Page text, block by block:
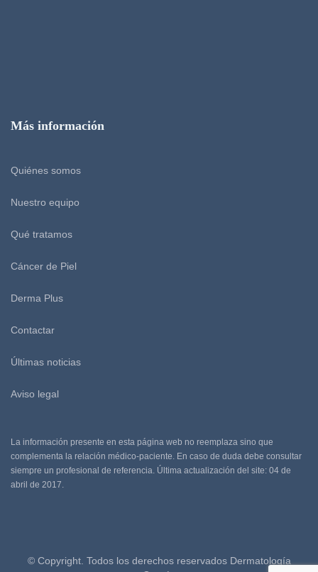
Más información
Quiénes somos
Nuestro equipo
Qué tratamos
Cáncer de Piel
Derma Plus
Contactar
Últimas noticias
Aviso legal
La información presente en esta página web no reemplaza sino que
complementa la relación médico-paciente. En caso de duda debe consultar
siempre un profesional de referencia. Última actualización del site: 04 de
abril de 2017.
© Copyright. Todos los derechos reservados Dermatología